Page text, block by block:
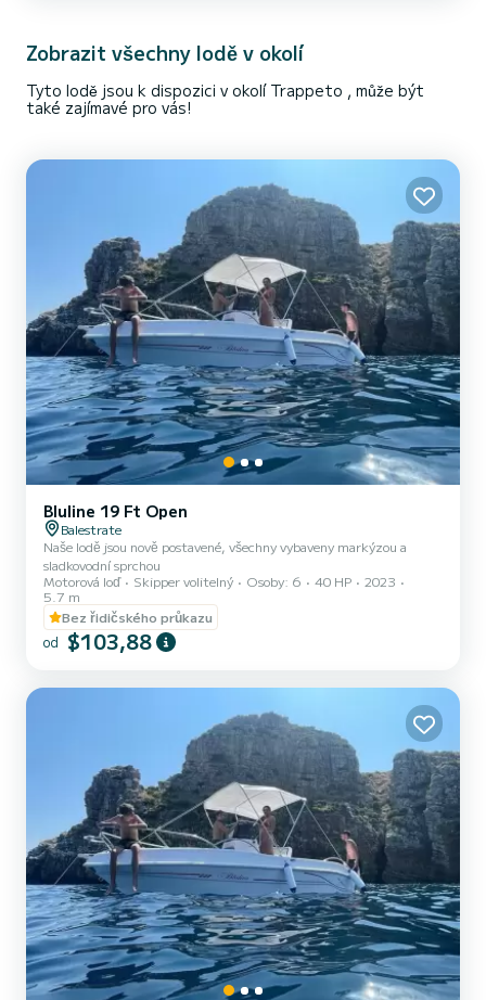
Zobrazit všechny lodě v okolí
Tyto lodě jsou k dispozici v okolí Trappeto , může být
také zajímavé pro vás!
Bluline 19 Ft Open
Balestrate
Naše lodě jsou nově postavené, všechny vybaveny markýzou a
sladkovodní sprchou
Motorová loď
Skipper volitelný Osoby: 6 40 HP
2023
5.7 m
Bez řidičského průkazu
od $103,88